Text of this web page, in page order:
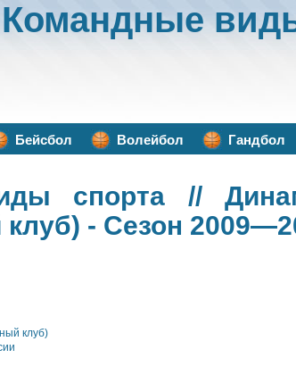
Командные
Бейсбол Волейбол Гандбол
спорта //
- Сезон
клуб)